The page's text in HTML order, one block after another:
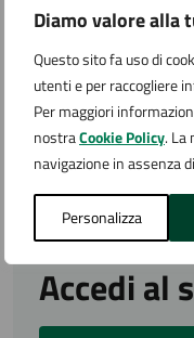
Diamo valore alla
Questo sito fa uso di
utenti e per raccogliere
Per maggiori
nostraCookie Policy. La
navigazione in assenza
Personalizza
marca da bollo di
diritti SUAP (se
diritti di
richiesti).
Per informazioni
pagamento vedere la
Produttive (SUAP)
Accedi al